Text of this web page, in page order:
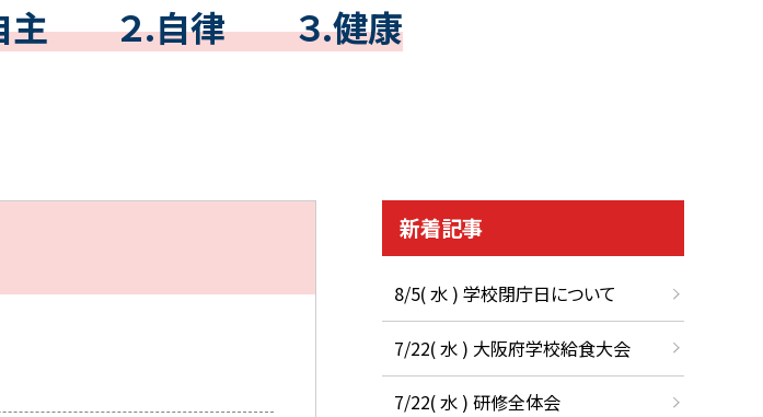
.自主 ２.自律 ３.健康
新着記事
8/5( 水 ) 学校閉庁日について
7/22( 水 ) 大阪府学校給食大会
7/22( 水 ) 研修全体会